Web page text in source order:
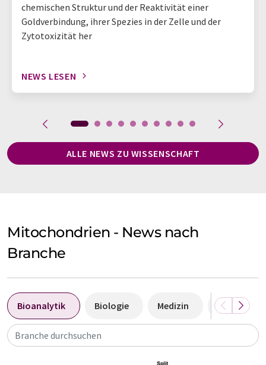
chemischen Struktur und der Reaktivität einer
Goldverbindung, ihrer Spezies in der Zelle und der
Zytotoxizität her
NEWS LESEN
ALLE NEWS ZU WISSENSCHAFT
Mitochondrien - News nach
Branche
Bioanalytik Biologie Medizin
Branche durchsuchen